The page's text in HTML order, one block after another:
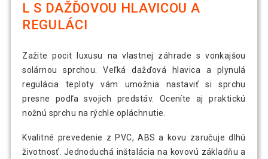
L S DAŽĎOVOU HLAVICOU A
REGULÁCI
Zažite pocit luxusu na vlastnej záhrade s vonkajšou
solárnou sprchou. Veľká dažďová hlavica a plynulá
regulácia teploty vám umožnia nastaviť si sprchu
presne podľa svojich predstáv. Oceníte aj praktickú
nožnú sprchu na rýchle opláchnutie.
Kvalitné prevedenie z PVC, ABS a kovu zaručuje dlhú
životnosť. Jednoduchá inštalácia na kovovú základňu a